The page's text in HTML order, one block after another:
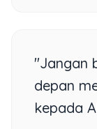
"Jangan
depan
kepada